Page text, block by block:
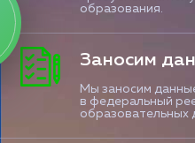
образования.
Заносим
Мы заносим
в федеральный
образовательных